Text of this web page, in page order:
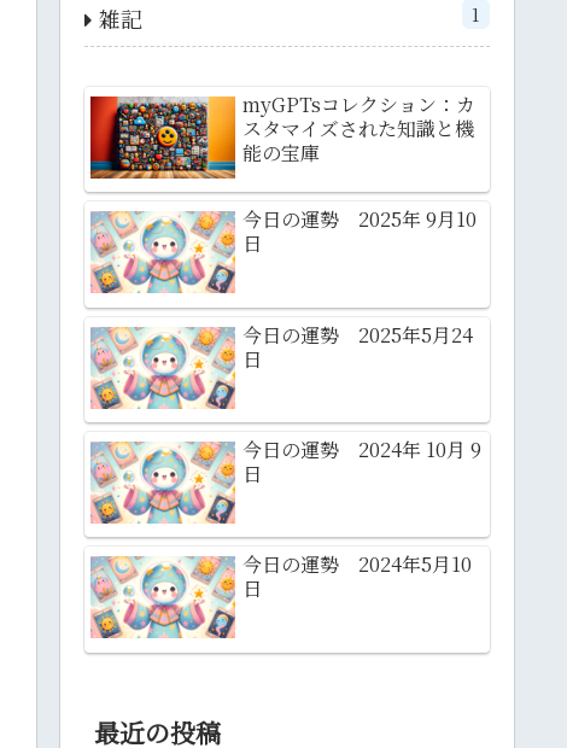
雑記 1
myGPTsコレクション：カ
スタマイズされた知識と機
能の宝庫
今日の運勢 2025年 9月10
日
今日の運勢 2025年5月24
日
今日の運勢 2024年 10月 9
日
今日の運勢 2024年5月10
日
最近の投稿